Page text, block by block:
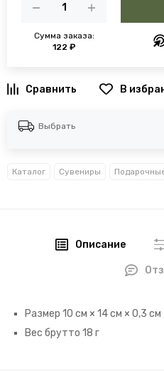
Сумма заказа:
122 ₽
В
Выбрать
Каталог Сувениры
Описание
Размер 10 см × 14 см × 0,3 см
Вес брутто 18 г